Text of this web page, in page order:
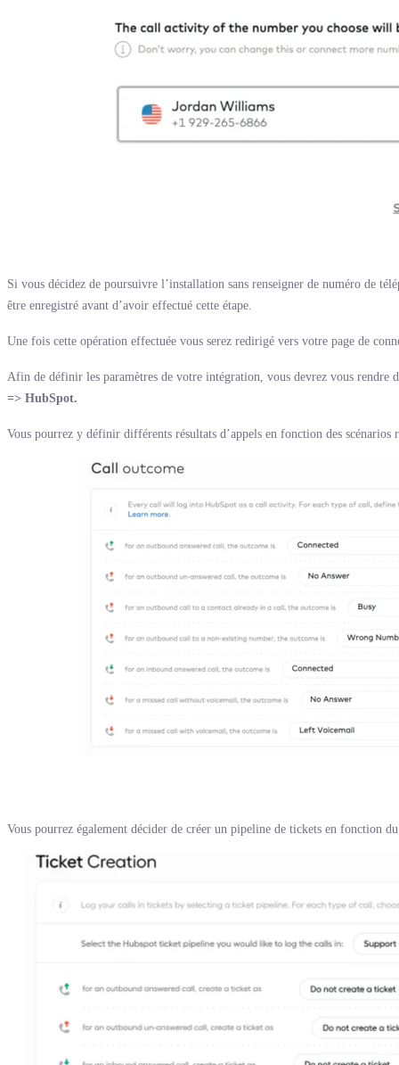
Si vous décidez de poursuivre l’installation sans renseigner de numéro de
être enregistré avant d’avoir effectué cette étape.
Une fois cette opération effectuée vous serez redirigé vers votre page de
Afin de définir les paramètres de votre intégration, vous devrez vous rendre
=> HubSpot.
Vous pourrez y définir différents résultats d’appels en fonction des scénarios
Vous pourrez également décider de créer un pipeline de tickets en fonction